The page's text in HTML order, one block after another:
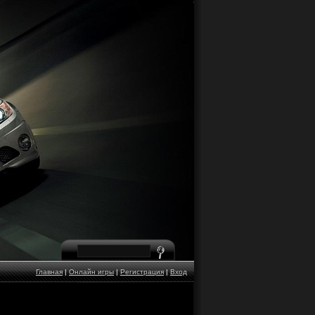
Главная|Онлайн игры|Регистрация|Вход